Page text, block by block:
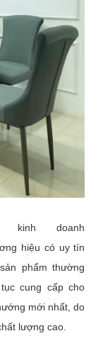
doanh
hiệu có uy tín
phẩm thường
cung cấp cho
mới nhất, do
lượng cao.